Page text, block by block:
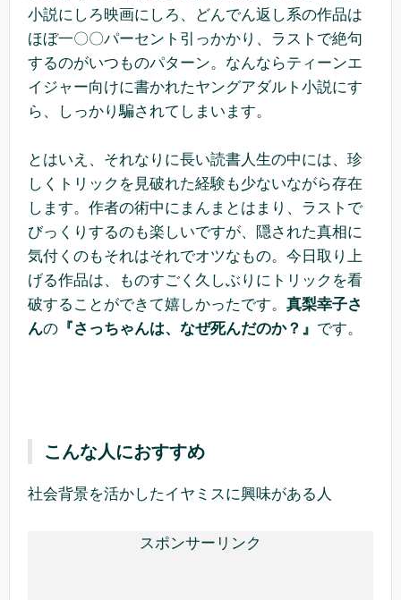
小説にしろ映画にしろ、どんでん返し系の作品は
ほぼ一〇〇パーセント引っかかり、ラストで絶句
するのがいつものパターン。なんならティーンエ
イジャー向けに書かれたヤングアダルト小説にす
ら、しっかり騙されてしまいます。
とはいえ、それなりに長い読書人生の中には、珍
しくトリックを見破れた経験も少ないながら存在
します。作者の術中にまんまとはまり、ラストで
びっくりするのも楽しいですが、隠された真相に
気付くのもそれはそれでオツなもの。今日取り上
げる作品は、ものすごく久しぶりにトリックを看
破することができて嬉しかったです。 真梨幸子さ
んの 『さっちゃんは、なぜ死んだのか？』 です。
こんな人におすすめ
社会背景を活かしたイヤミスに興味がある人
スポンサーリンク